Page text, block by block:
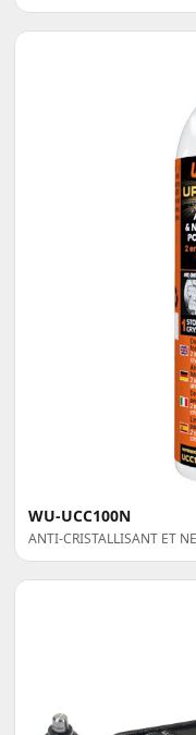
WU-UCC100N
ANTI-CRISTALLISANT ET